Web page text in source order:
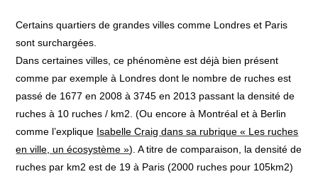
​Certains quartiers de grandes villes comme Londres et Paris
sont surchargées.
Dans certaines villes, ce phénomène est déjà bien présent
comme par exemple à Londres dont le nombre de ruches est
passé de 1677 en 2008 à 3745 en 2013 passant la densité de
ruches à 10 ruches / km2. (Ou encore à Montréal et à Berlin
comme l’explique Isabelle Craig dans sa rubrique « Les ruches
en ville, un écosystème »). A titre de comparaison, la densité de
ruches par km2 est de 19 à Paris (2000 ruches pour 105km2)